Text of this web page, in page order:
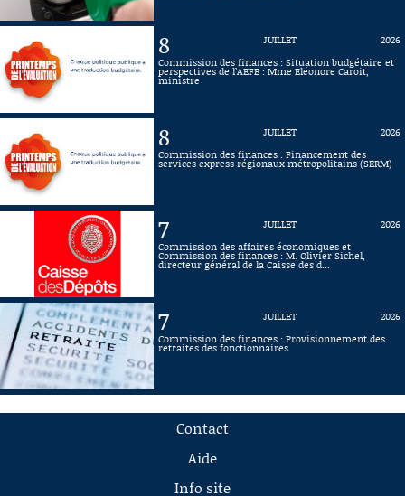
8 JUILLET
2026
Commission des finances : Situation budgétaire et
perspectives de l’AEFE : Mme Eléonore Caroit,
ministre
8 JUILLET
2026
Commission des finances : Financement des
services express régionaux métropolitains (SERM)
7 JUILLET
2026
Commission des affaires économiques et
Commission des finances : M. Olivier Sichel,
directeur général de la Caisse des d...
7 JUILLET
2026
Commission des finances : Provisionnement des
retraites des fonctionnaires
Contact
Aide
Info site